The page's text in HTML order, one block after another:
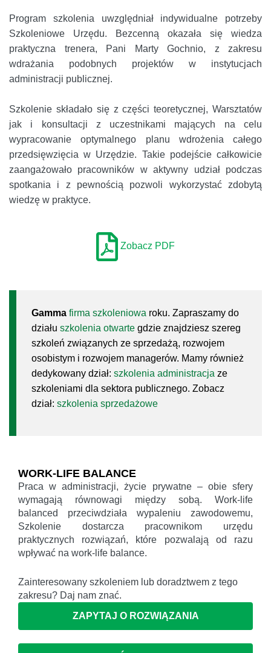
Program szkolenia uwzględniał indywidualne potrzeby
Szkoleniowe Urzędu. Bezcenną okazała się wiedza
praktyczna trenera, Pani Marty Gochnio, z zakresu
wdrażania podobnych projektów w instytucjach
administracji publicznej.
Szkolenie składało się z części teoretycznej, Warsztatów
jak i konsultacji z uczestnikami mających na celu
wypracowanie optymalnego planu wdrożenia całego
przedsięwzięcia w Urzędzie. Takie podejście całkowicie
zaangażowało pracowników w aktywny udział podczas
spotkania i z pewnością pozwoli wykorzystać zdobytą
wiedzę w praktyce.
Zobacz PDF
Gamma firma szkoleniowa roku. Zapraszamy do
działu szkolenia otwarte gdzie znajdziesz szereg
szkoleń związanych ze sprzedażą, rozwojem
osobistym i rozwojem managerów. Mamy również
dedykowany dział: szkolenia administracja ze
szkoleniami dla sektora publicznego. Zobacz
dział: szkolenia sprzedażowe
WORK-LIFE BALANCE
Praca w administracji, życie prywatne – obie sfery
wymagają równowagi między sobą. Work-life
balanced przeciwdziała wypaleniu zawodowemu,
Szkolenie dostarcza pracownikom urzędu
praktycznych rozwiązań, które pozwalają od razu
wpływać na work-life balance.
Zainteresowany szkoleniem lub doradztwem z tego
zakresu? Daj nam znać.
ZAPYTAJ O ROZWIĄZANIA